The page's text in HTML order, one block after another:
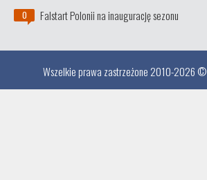
0 Falstart Polonii na inaugurację sezonu
Wszelkie prawa zastrzeżone 2010-2026 ©